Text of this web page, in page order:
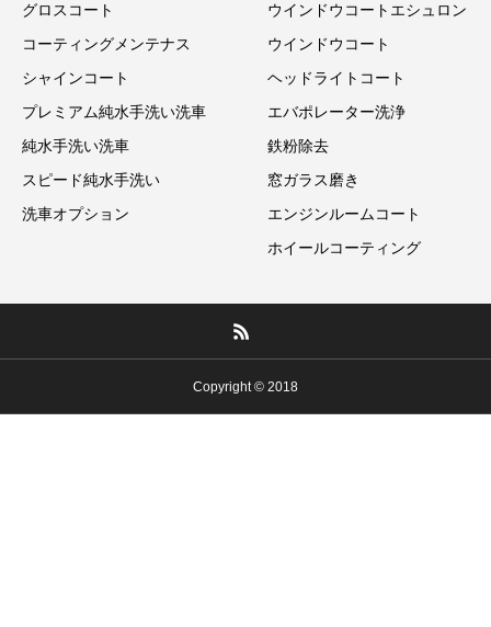
グロスコート
コーティングメンテナス
シャインコート
プレミアム純水手洗い洗車
純水手洗い洗車
スピード純水手洗い
洗車オプション
ウインドウコートエシュロン
ウインドウコート
ヘッドライトコート
エバポレーター洗浄
鉄粉除去
窓ガラス磨き
エンジンルームコート
ホイールコーティング
Copyright © 2018